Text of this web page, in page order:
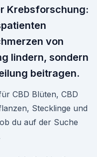
Krebsforschung:
von
lindern, sondern
beitragen.
CBD Blüten, CBD
Stecklinge und
du auf der Suche